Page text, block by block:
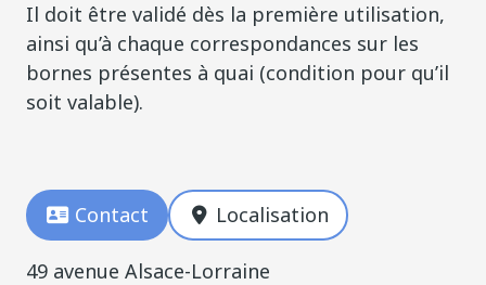
Il doit être validé dès la première utilisation,
ainsi qu’à chaque correspondances sur les
bornes présentes à quai (condition pour qu’il
soit valable).
Contact Localisation
49 avenue Alsace-Lorraine